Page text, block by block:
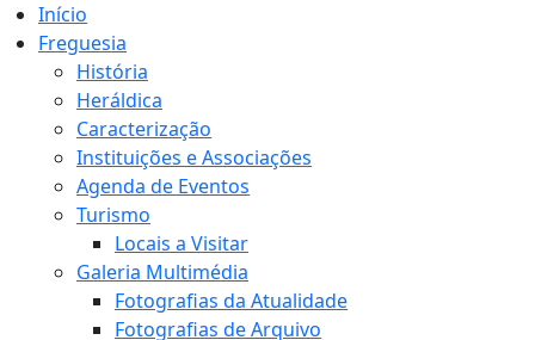
Início
Freguesia
História
Heráldica
Caracterização
Instituições e Associações
Agenda de Eventos
Turismo
Locais a Visitar
Galeria Multimédia
Fotografias da Atualidade
Fotografias de Arquivo